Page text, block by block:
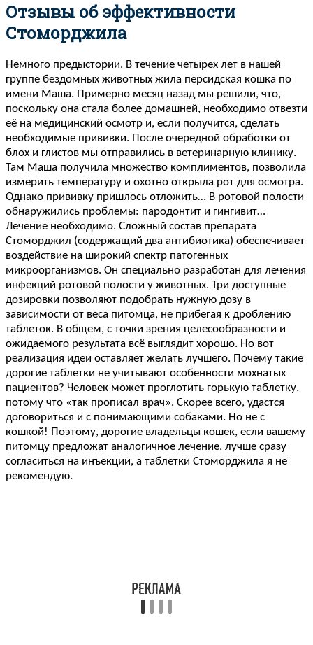
Отзывы об эффективности
Стоморджила
Немного предыстории. В течение четырех лет в нашей
группе бездомных животных жила персидская кошка по
имени Маша. Примерно месяц назад мы решили, что,
поскольку она стала более домашней, необходимо отвезти
её на медицинский осмотр и, если получится, сделать
необходимые прививки. После очередной обработки от
блох и глистов мы отправились в ветеринарную клинику.
Там Маша получила множество комплиментов, позволила
измерить температуру и охотно открыла рот для осмотра.
Однако прививку пришлось отложить… В ротовой полости
обнаружились проблемы: пародонтит и гингивит…
Лечение необходимо. Сложный состав препарата
Стоморджил (содержащий два антибиотика) обеспечивает
воздействие на широкий спектр патогенных
микроорганизмов. Он специально разработан для лечения
инфекций ротовой полости у животных. Три доступные
дозировки позволяют подобрать нужную дозу в
зависимости от веса питомца, не прибегая к дроблению
таблеток. В общем, с точки зрения целесообразности и
ожидаемого результата всё выглядит хорошо. Но вот
реализация идеи оставляет желать лучшего. Почему такие
дорогие таблетки не учитывают особенности мохнатых
пациентов? Человек может проглотить горькую таблетку,
потому что «так прописал врач». Скорее всего, удастся
договориться и с понимающими собаками. Но не с
кошкой! Поэтому, дорогие владельцы кошек, если вашему
питомцу предложат аналогичное лечение, лучше сразу
согласиться на инъекции, а таблетки Стоморджила я не
рекомендую.